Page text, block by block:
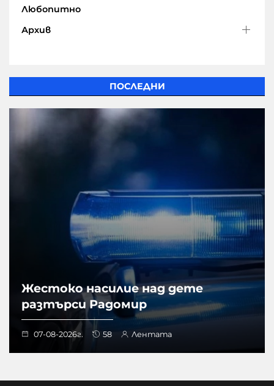
Любопитно
Архив
ПОСЛЕДНИ
Жестоко насилие над дете
разтърси Радомир
07-08-2026г. 58 Лентата